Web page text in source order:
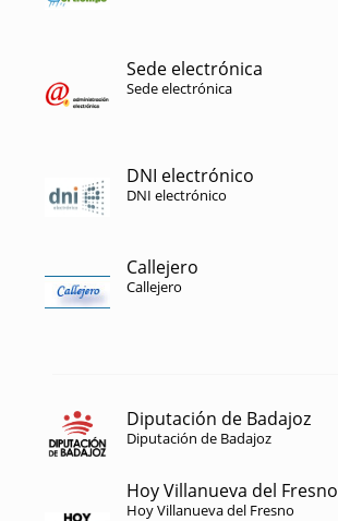
Sede electrónica
Sede electrónica
DNI electrónico
DNI electrónico
Callejero
Callejero
Diputación de Badajoz
Diputación de Badajoz
Hoy Villanueva del Fresno
Hoy Villanueva del Fresno